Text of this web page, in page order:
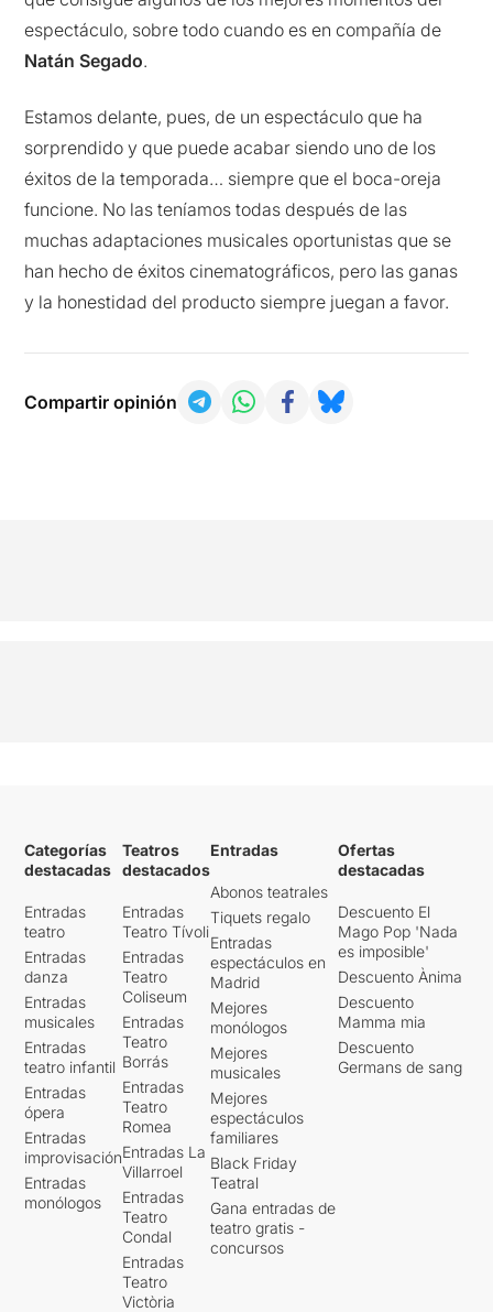
espectáculo, sobre todo cuando es en compañía de
Natán Segado.
Estamos delante, pues, de un espectáculo que ha
sorprendido y que puede acabar siendo uno de los
éxitos de la temporada… siempre que el boca-oreja
funcione. No las teníamos todas después de las
muchas adaptaciones musicales oportunistas que se
han hecho de éxitos cinematográficos, pero las ganas
y la honestidad del producto siempre juegan a favor.
Compartir opinión
Categorías
destacadas
Entradas
teatro
Entradas
danza
Entradas
musicales
Entradas
teatro infantil
Entradas
ópera
Entradas
improvisación
Entradas
monólogos
Teatros
destacados
Entradas
Teatro Tívoli
Entradas
Teatro
Coliseum
Entradas
Teatro
Borrás
Entradas
Teatro
Romea
Entradas La
Villarroel
Entradas
Teatro
Condal
Entradas
Teatro
Victòria
Entradas
Abonos teatrales
Tiquets regalo
Entradas
espectáculos en
Madrid
Mejores
monólogos
Mejores
musicales
Mejores
espectáculos
familiares
Black Friday
Teatral
Gana entradas de
teatro gratis -
concursos
Ofertas
destacadas
Descuento El
Mago Pop 'Nada
es imposible'
Descuento Ànima
Descuento
Mamma mia
Descuento
Germans de sang